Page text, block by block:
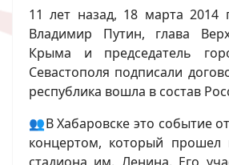
11 лет назад, 18 марта 2014
Владимир Путин, глава
Крыма и председатель
Севастополя подписали
республика вошла в состав
👥В Хабаровске это событие
концертом, который прошел